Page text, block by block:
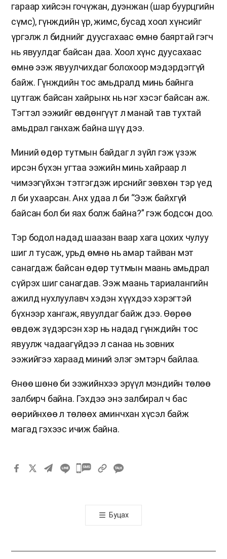
гараар хийсэн гочүжан, дуэнжан (шар буурцгийн
сүмс), гүнждийн үр, жимс, бусад хоол хүнсийг
үргэлж л биднийг дуусгахаас өмнө баяртай гэгч
нь явуулдаг байсан даа. Хоол хүнс дуусахаас
өмнө ээж явуулчихдаг болохоор мэдэрдэггүй
байж. Гүнждийн тос амьдралд минь байнга
цутгаж байсан хайрынх нь нэг хэсэг байсан аж.
Тэгтэл ээжийг өвдөнгүүт л манай тав тухтай
амьдрал ганхаж байна шүү дээ.
Миний өдөр тутмын байдаг л зүйл гэж үзэж
ирсэн бүхэн угтаа ээжийн минь хайраар л
чимээгүйхэн тэтгэгдэж ирснийг зөвхөн тэр үед
л би ухаарсан. Анх удаа л би “Ээж байхгүй
байсан бол би яах болж байна?” гэж бодсон доо.
Тэр бодол надад шаазан ваар хага цохих чулуу
шиг л тусаж, урьд өмнө нь амар тайван мэт
санагдаж байсан өдөр тутмын маань амьдрал
сүйрэх шиг санагдав. Ээж маань тариалангийн
ажилд нухлуулавч хэдэн хүүхдээ хэрэгтэй
бүхнээр хангаж, явуулдаг байж дээ. Өөрөө
өвдөж зүдэрсэн хэр нь надад гүнждийн тос
явуулж чадаагүйдээ л санаа нь зовних
ээжийгээ хараад миний элэг эмтэрч байлаа.
Өнөө шөнө би ээжийнхээ эрүүл мэндийн төлөө
залбирч байна. Гэхдээ энэ залбирал ч бас
өөрийнхөө л төлөөх аминчхан хүсэл байж
магад гэхээс ичиж байна.
카
톡
공
기
Буцах